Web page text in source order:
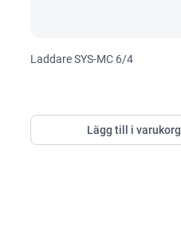
Laddare SYS-MC 6/4
Lägg till i varukorg